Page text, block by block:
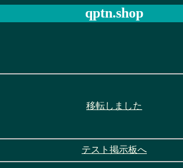
qptn.shop
移転しました
テスト掲示板へ